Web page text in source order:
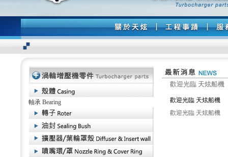
軸承 Bearing
歡迎光臨 天炫船機
歡迎光臨 天炫船機
歡迎光臨 天炫船機